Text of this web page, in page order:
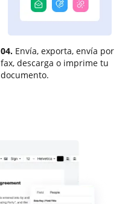
04. Envía, exporta, envía por
fax, descarga o imprime tu
documento.